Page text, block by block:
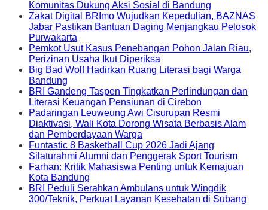
Komunitas Dukung Aksi Sosial di Bandung
Zakat Digital BRImo Wujudkan Kepedulian, BAZNAS
Jabar Pastikan Bantuan Daging Menjangkau Pelosok
Purwakarta
Pemkot Usut Kasus Penebangan Pohon Jalan Riau,
Perizinan Usaha Ikut Diperiksa
Big Bad Wolf Hadirkan Ruang Literasi bagi Warga
Bandung
BRI Gandeng Taspen Tingkatkan Perlindungan dan
Literasi Keuangan Pensiunan di Cirebon
Padaringan Leuweung Awi Cisurupan Resmi
Diaktivasi, Wali Kota Dorong Wisata Berbasis Alam
dan Pemberdayaan Warga
Funtastic 8 Basketball Cup 2026 Jadi Ajang
Silaturahmi Alumni dan Penggerak Sport Tourism
Farhan: Kritik Mahasiswa Penting untuk Kemajuan
Kota Bandung
BRI Peduli Serahkan Ambulans untuk Wingdik
300/Teknik, Perkuat Layanan Kesehatan di Subang